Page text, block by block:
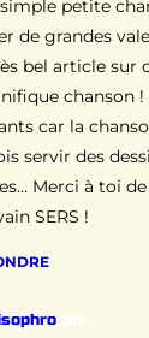
petite
de grandes
bel article sur
chanson !
car la
servir des
Merci à toi
SERS !
Dit :